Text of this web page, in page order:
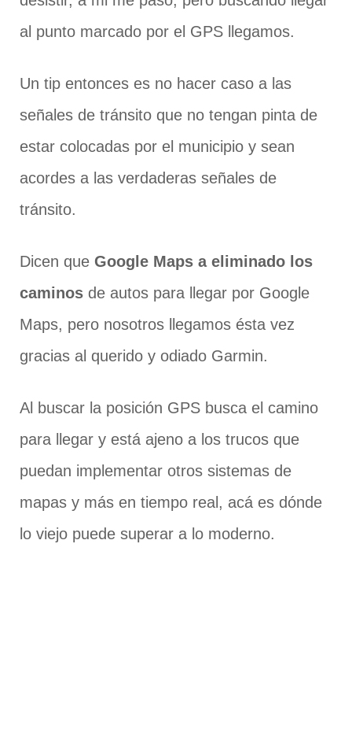
al punto marcado por el GPS llegamos.
Un tip entonces es no hacer caso a las
señales de tránsito que no tengan pinta de
estar colocadas por el municipio y sean
acordes a las verdaderas señales de
tránsito.
Dicen que Google Maps a eliminado los
caminos de autos para llegar por Google
Maps, pero nosotros llegamos ésta vez
gracias al querido y odiado Garmin.
Al buscar la posición GPS busca el camino
para llegar y está ajeno a los trucos que
puedan implementar otros sistemas de
mapas y más en tiempo real, acá es dónde
lo viejo puede superar a lo moderno.